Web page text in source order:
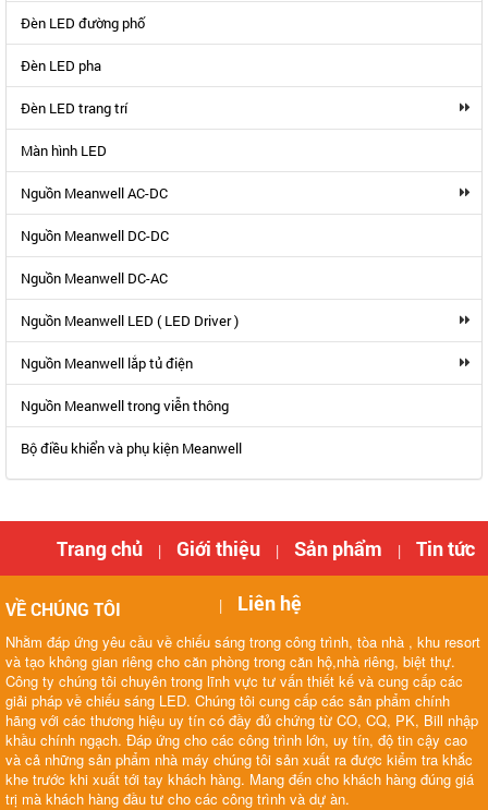
Đèn LED đường phố
Đèn LED pha
Đèn LED trang trí
Màn hình LED
Nguồn Meanwell AC-DC
Nguồn Meanwell DC-DC
Nguồn Meanwell DC-AC
Nguồn Meanwell LED ( LED Driver )
Nguồn Meanwell lắp tủ điện
Nguồn Meanwell trong viễn thông
Bộ điều khiển và phụ kiện Meanwell
Trang chủ | Giới thiệu | Sản phẩm | Tin tức
| Liên hệ
VỀ CHÚNG TÔI
Nhằm đáp ứng yêu cầu về chiếu sáng trong công trình, tòa nhà , khu resort
và tạo không gian riêng cho căn phòng trong căn hộ,nhà riêng, biệt thự.
Công ty chúng tôi chuyên trong lĩnh vực tư vấn thiết kế và cung cấp các
giải pháp về chiếu sáng LED. Chúng tôi cung cấp các sản phẩm chính
hãng với các thương hiệu uy tín có đầy đủ chứng từ CO, CQ, PK, Bill nhập
khầu chính ngạch. Đáp ứng cho các công trình lớn, uy tín, độ tin cậy cao
và cả những sản phẩm nhà máy chúng tôi sản xuất ra được kiểm tra khắc
khe trước khi xuất tới tay khách hàng. Mang đến cho khách hàng đúng giá
trị mà khách hàng đầu tư cho các công trình và dự àn.